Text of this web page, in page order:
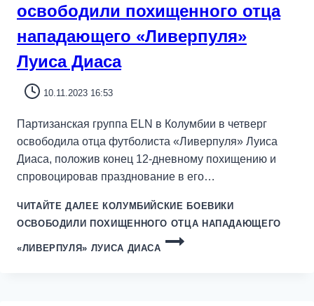
освободили похищенного отца
нападающего «Ливерпуля»
Луиса Диаса
10.11.2023 16:53
Партизанская группа ELN в Колумбии в четверг
освободила отца футболиста «Ливерпуля» Луиса
Диаса, положив конец 12-дневному похищению и
спровоцировав празднование в его…
ЧИТАЙТЕ ДАЛЕЕ КОЛУМБИЙСКИЕ БОЕВИКИ
ОСВОБОДИЛИ ПОХИЩЕННОГО ОТЦА НАПАДАЮЩЕГО
«ЛИВЕРПУЛЯ» ЛУИСА ДИАСА